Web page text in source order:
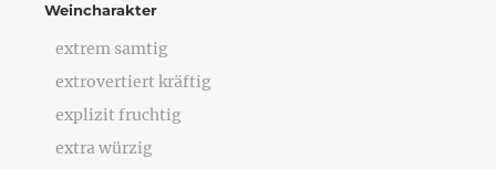
Weincharakter
extrem samtig
extrovertiert kräftig
explizit fruchtig
extra würzig